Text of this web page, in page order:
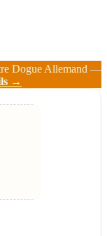
Dogue Allemand —
→